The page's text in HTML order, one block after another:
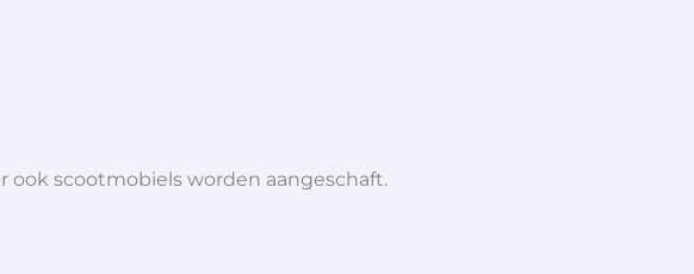
ook scootmobiels worden aangeschaft.